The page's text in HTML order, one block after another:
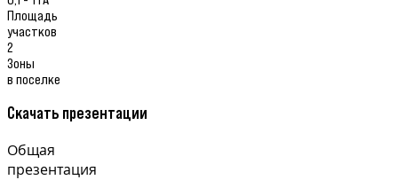
Площадь
участков
2
Зоны
в поселке
Скачать презентации
Общая
презентация